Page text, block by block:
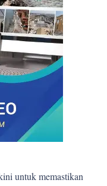
untuk memastikan